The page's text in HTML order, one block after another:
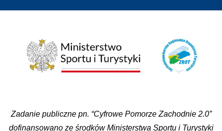
Zadanie publiczne pn. “Cyfrowe Pomorze Zachodnie 2.0”
dofinansowano ze środków Ministerstwa Sportu i Turystyki